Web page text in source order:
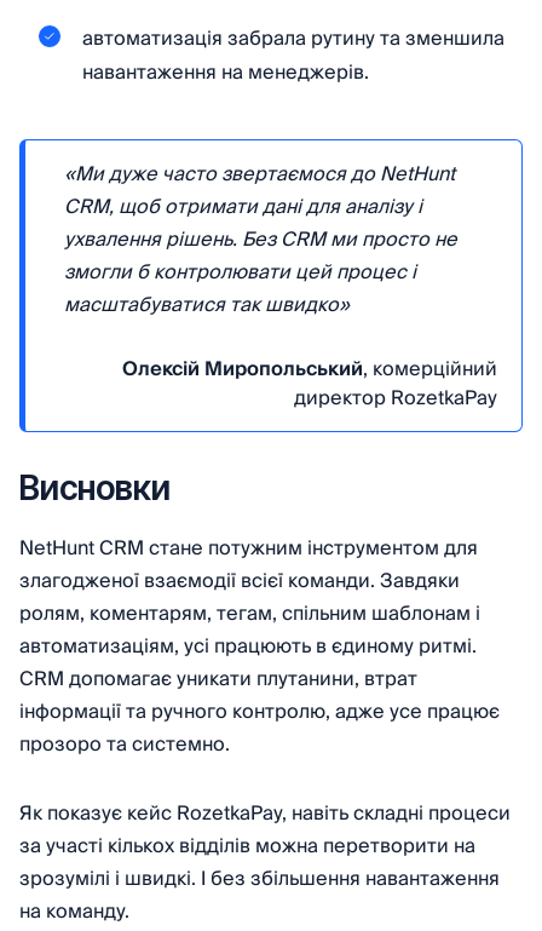
автоматизація забрала рутину та зменшила
навантаження на менеджерів.
«Ми дуже часто звертаємося до NetHunt
CRM, щоб отримати дані для аналізу і
ухвалення рішень. Без CRM ми просто не
змогли б контролювати цей процес і
масштабуватися так швидко»
Олексій Миропольський, комерційний
директор RozetkaPay
Висновки
NetHunt CRM стане потужним інструментом для
злагодженої взаємодії всієї команди. Завдяки
ролям, коментарям, тегам, спільним шаблонам і
автоматизаціям, усі працюють в єдиному ритмі.
CRM допомагає уникати плутанини, втрат
інформації та ручного контролю, адже усе працює
прозоро та системно.
Як показує кейс RozetkaPay, навіть складні процеси
за участі кількох відділів можна перетворити на
зрозумілі і швидкі. І без збільшення навантаження
на команду.